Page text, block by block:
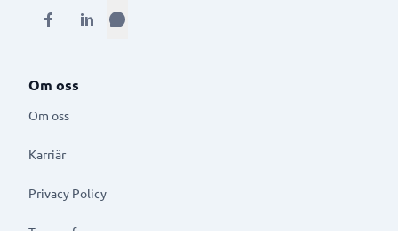
Om oss
Om oss
Karriär
Privacy Policy